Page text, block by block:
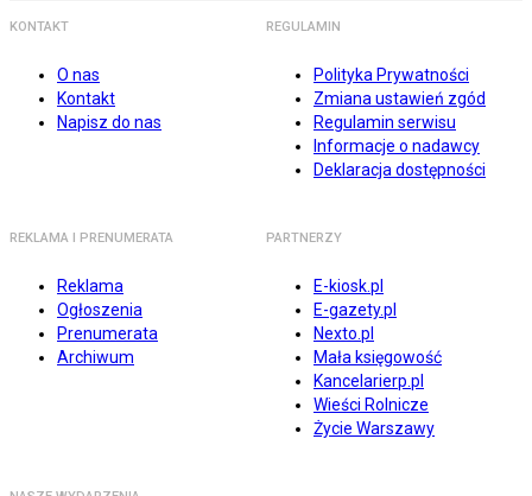
KONTAKT
O nas
Kontakt
Napisz do nas
REGULAMIN
Polityka Prywatności
Zmiana ustawień zgód
Regulamin serwisu
Informacje o nadawcy
Deklaracja dostępności
REKLAMA I PRENUMERATA
Reklama
Ogłoszenia
Prenumerata
Archiwum
PARTNERZY
E-kiosk.pl
E-gazety.pl
Nexto.pl
Mała księgowość
Kancelarierp.pl
Wieści Rolnicze
Życie Warszawy